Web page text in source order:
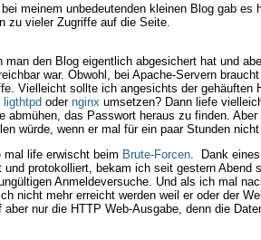
meinem unbedeutenden kleinen Blog gab es
zu vieler Zugriffe auf die Seite.
man den Blog eigentlich abgesichert hat und
war. Obwohl, bei Apache-Servern
Vielleicht sollte ich angesichts der gehäuften
ligthtpd oder nginx umsetzen? Dann liefe
abmühen, das Passwort heraus zu finden.
würde, wenn er mal für ein paar Stunden
mal life erwischt beim Brute-Forcen. Dank
und protokolliert, bekam ich seit gestern Abend
Anmeldeversuche. Und als ich mal
nicht mehr erreicht werden weil er oder der
nur die HTTP Web-Ausgabe, denn die